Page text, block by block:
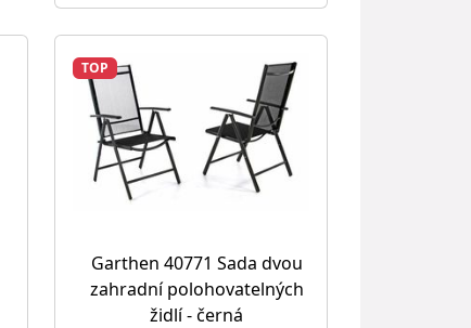
TOP
Garthen 40771 Sada dvou
zahradní polohovatelných
židlí - černá